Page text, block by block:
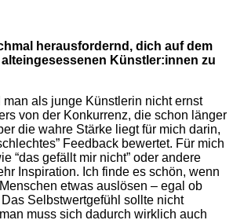
herausfordernd, dich auf dem
Künstler:innen zu
man als junge Künstlerin nicht ernst
von der Konkurrenz, die schon länger
die wahre Stärke liegt für mich darin,
Feedback bewertet. Für mich
“das gefällt mir nicht” oder andere
Inspiration. Ich finde es schön, wenn
etwas auslösen – egal ob
Selbstwertgefühl sollte nicht
muss sich dadurch wirklich auch